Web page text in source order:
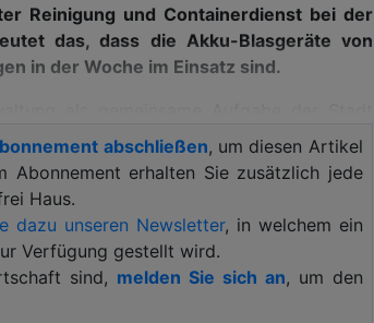
Reinigung und Containerdienst bei der
das, dass die Akku-Blasgeräte von
in der Woche im Einsatz sind.
Bildungsaktivitäten in Kitas und
soll die Stadt weiterhin sauber
eingerichtet. Dresden steht in einem
der Sauberkeit öffentlicher Bereiche und
bei der SRD, weiß, dass es
sondern auch die Ausstattung der
abschließen, um diesen Artikel
erhalten Sie zusätzlich jede
Haus.
dazu unseren Newsletter, in welchem ein
Verfügung gestellt wird.
sind, melden Sie sich an, um den